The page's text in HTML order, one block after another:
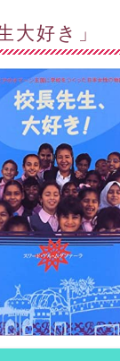
生大好き」